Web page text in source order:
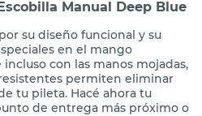
Manual Deep Blue
su diseño funcional y su
en el mango
con las manos mojadas,
permiten eliminar
tu pileta. Hacé ahora tu
de entrega más próximo o